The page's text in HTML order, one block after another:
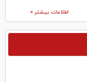
اطلاعات بیشتر >